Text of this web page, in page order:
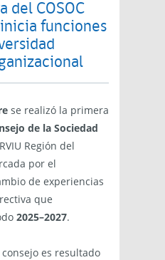
del COSOC
inicia funciones
se realizó la primera
de la Sociedad
Región del
por el
de experiencias
que
2025–2027.
es resultado